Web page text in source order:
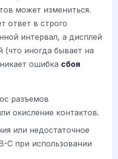
может измениться.
ответ в строго
интервал, а дисплей
(что иногда бывает на
ошибка сбоя
разъемов
окисление контактов.
или недостаточное
C при использовании